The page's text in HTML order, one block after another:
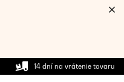
14 dní na vrátenie tovaru